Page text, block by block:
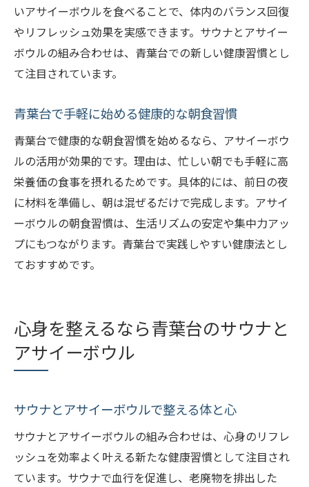
いアサイーボウルを食べることで、体内のバランス回復
やリフレッシュ効果を実感できます。サウナとアサイー
ボウルの組み合わせは、青葉台での新しい健康習慣とし
て注目されています。
青葉台で手軽に始める健康的な朝食習慣
青葉台で健康的な朝食習慣を始めるなら、アサイーボウ
ルの活用が効果的です。理由は、忙しい朝でも手軽に高
栄養価の食事を摂れるためです。具体的には、前日の夜
に材料を準備し、朝は混ぜるだけで完成します。アサイ
ーボウルの朝食習慣は、生活リズムの安定や集中力アッ
プにもつながります。青葉台で実践しやすい健康法とし
ておすすめです。
心身を整えるなら青葉台のサウナと
アサイーボウル
サウナとアサイーボウルで整える体と心
サウナとアサイーボウルの組み合わせは、心身のリフレ
ッシュを効率よく叶える新たな健康習慣として注目され
ています。サウナで血行を促進し、老廃物を排出した